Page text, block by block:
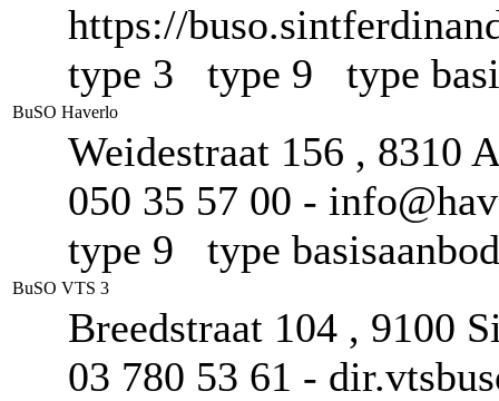
https://
type 3 type 9 type
BuSO Haverlo
Weidestraat 156 , 8310
050 35 57 00 -
type 9 type
BuSO VTS 3
Breedstraat 104 , 9100
03 780 53 61 -